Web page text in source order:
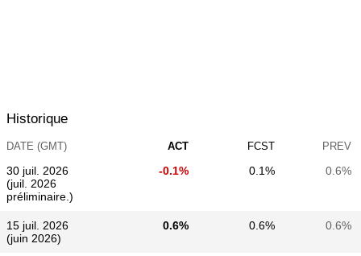
Historique
DATE (GMT) ACT FCST PREV
30 juil. 2026
(juil. 2026
préliminaire.)
-0.1% 0.1% 0.6%
15 juil. 2026
(juin 2026)
0.6% 0.6% 0.6%